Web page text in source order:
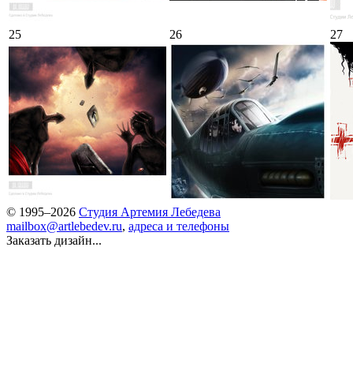
25 26 27
© 1995–2026 Студия Артемия Лебедева
mailbox@artlebedev.ru, адреса и телефоны
Заказать дизайн...